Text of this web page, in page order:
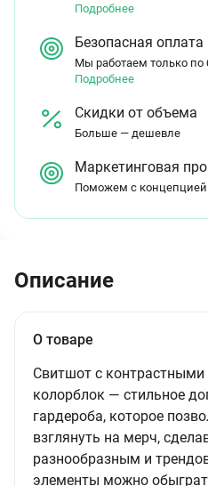
Подробнее
Безопасная оплата
Мы работаем только по
Подробнее
Скидки от объема
Больше — дешевле
Маркетинговая
Поможем с концепцией
Описание
О товаре
Свитшот с контрастными
колорблок — стильное
гардероба, которое
взглянуть на мерч,
разнообразным и
элементы можно